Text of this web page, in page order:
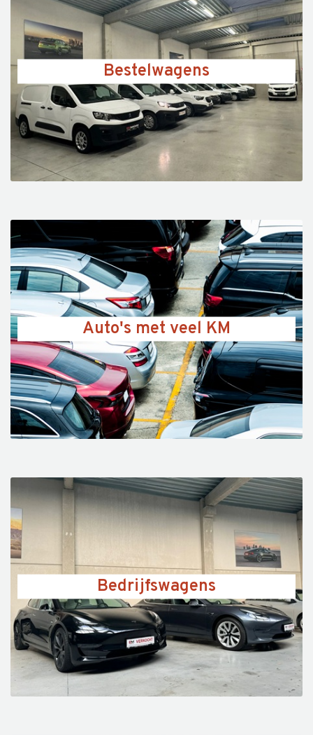
Bestelwagens
Auto's met veel KM
Bedrijfswagens